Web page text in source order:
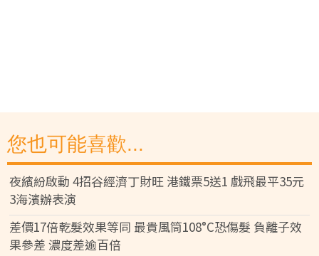
您也可能喜歡...
夜繽紛啟動 4招谷經濟丁財旺 港鐵票5送1 戲飛最平35元
3海濱辦表演
差價17倍乾髮效果等同 最貴風筒108°C恐傷髮 負離子效
果參差 濃度差逾百倍